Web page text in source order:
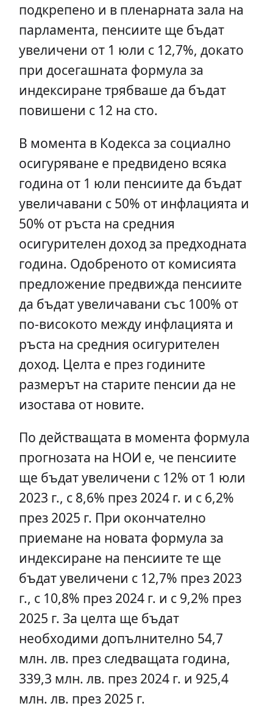
подкрепено и в пленарната зала на
парламента, пенсиите ще бъдат
увеличени от 1 юли с 12,7%, докато
при досегашната формула за
индексиране трябваше да бъдат
повишени с 12 на сто.
В момента в Кодекса за социално
осигуряване е предвидено всяка
година от 1 юли пенсиите да бъдат
увеличавани с 50% от инфлацията и
50% от ръста на средния
осигурителен доход за предходната
година. Одобреното от комисията
предложение предвижда пенсиите
да бъдат увеличавани със 100% от
по-високото между инфлацията и
ръста на средния осигурителен
доход. Целта е през годините
размерът на старите пенсии да не
изостава от новите.
По действащата в момента формула
прогнозата на НОИ е, че пенсиите
ще бъдат увеличени с 12% от 1 юли
2023 г., с 8,6% през 2024 г. и с 6,2%
през 2025 г. При окончателно
приемане на новата формула за
индексиране на пенсиите те ще
бъдат увеличени с 12,7% през 2023
г., с 10,8% през 2024 г. и с 9,2% през
2025 г. За целта ще бъдат
необходими допълнително 54,7
млн. лв. през следващата година,
339,3 млн. лв. през 2024 г. и 925,4
млн. лв. през 2025 г.